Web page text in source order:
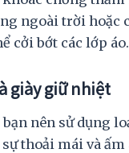
ngoài trời hoặc
cởi bớt các lớp áo.
giày giữ nhiệt
bạn nên sử dụng
thoải mái và ấm